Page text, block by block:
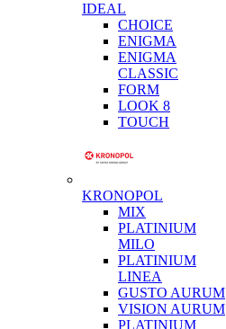
IDEAL
CHOICE
ENIGMA
ENIGMA
CLASSIC
FORM
LOOK 8
TOUCH
KRONOPOL
MIX
PLATINIUM
MILO
PLATINIUM
LINEA
GUSTO AURUM
VISION AURUM
PLATINIUM